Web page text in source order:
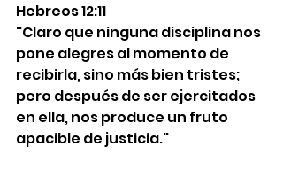
Hebreos 12:11
"Claro que ninguna disciplina nos
pone alegres al momento de
recibirla, sino más bien tristes;
pero después de ser ejercitados
en ella, nos produce un fruto
apacible de justicia."